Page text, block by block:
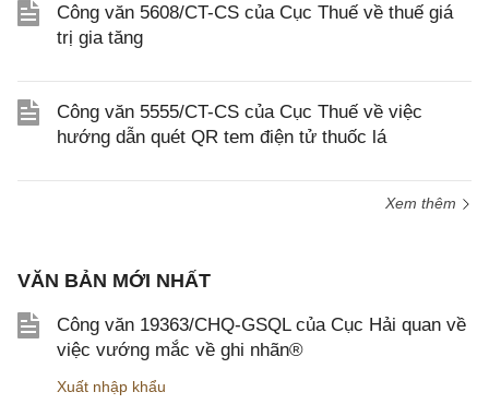
Công văn 5608/CT-CS của Cục Thuế về thuế giá
trị gia tăng
Công văn 5555/CT-CS của Cục Thuế về việc
hướng dẫn quét QR tem điện tử thuốc lá
Xem thêm
VĂN BẢN MỚI NHẤT
Công văn 19363/CHQ-GSQL của Cục Hải quan về
việc vướng mắc về ghi nhãn®
Xuất nhập khẩu